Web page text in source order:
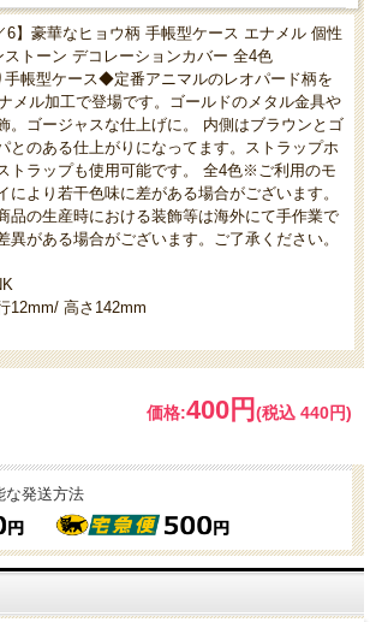
6】豪華なヒョウ柄 手帳型ケース エナメル 個性
トーン デコレーションカバー 全4色
帳型ケース◆定番アニマルのレオパード柄を
メル加工で登場です。ゴールドのメタル金具や
。ゴージャスな仕上げに。 内側はブラウンとゴ
とのある仕上がりになってます。ストラップホ
トラップも使用可能です。 全4色※ご利用のモ
により若干色味に差がある場合がございます。
品の生産時における装飾等は海外にて手作業で
異がある場合がございます。ご了承ください。
12mm/ 高さ142mm
価格:400円 (税込 440円)
な発送方法